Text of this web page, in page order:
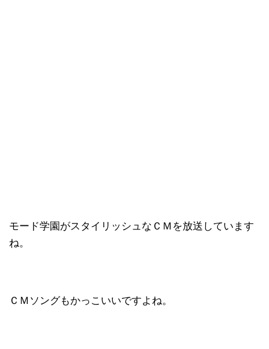
モード学園がスタイリッシュなＣＭを放送しています
ね。
ＣＭソングもかっこいいですよね。